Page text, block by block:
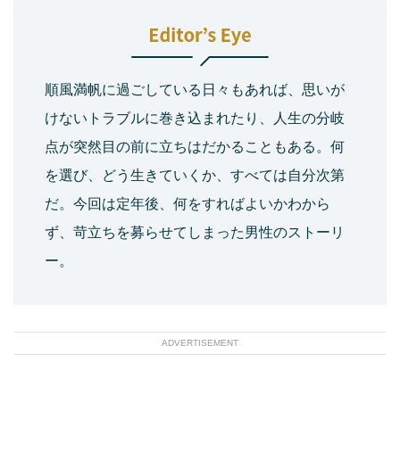
順風満帆に過ごしている日々もあれば、思いが
けないトラブルに巻き込まれたり、人生の分岐
点が突然目の前に立ちはだかることもある。何
を選び、どう生きていくか、すべては自分次第
だ。今回は定年後、何をすればよいかわから
ず、苛立ちを募らせてしまった男性のストーリ
ー。
ADVERTISEMENT